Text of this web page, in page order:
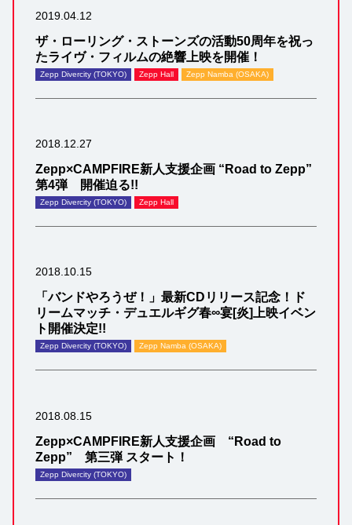
2019.04.12
Zepp Divercity (TOKYO) Zepp Hall Zepp Namba (OSAKA)
ザ・ローリング・ストーンズの活動50周年を祝っ
たライヴ・フィルムの絶響上映を開催！
2018.12.27
Zepp Divercity (TOKYO) Zepp Hall
Zepp×CAMPFIRE新人支援企画 “Road to Zepp”
第4弾 開催迫る!!
2018.10.15
Zepp Divercity (TOKYO) Zepp Namba (OSAKA)
「バンドやろうぜ！」最新CDリリース記念！ド
リームマッチ・デュエルギグ春∞宴[炎]上映イベン
ト開催決定!!
2018.08.15
Zepp Divercity (TOKYO)
Zepp×CAMPFIRE新人支援企画 “Road to
Zepp” 第三弾 スタート！